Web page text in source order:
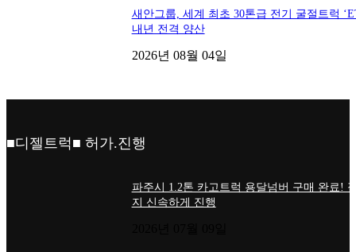
새안그룹, 세계 최초 30톤급 전기 굴절트럭
내년 전격 양산
2026년 08월 04일
■디젤트럭■ 허가.진행
파주시 1.2톤 카고트럭 용달넘버 구매 완료!
지 신속하게 진행